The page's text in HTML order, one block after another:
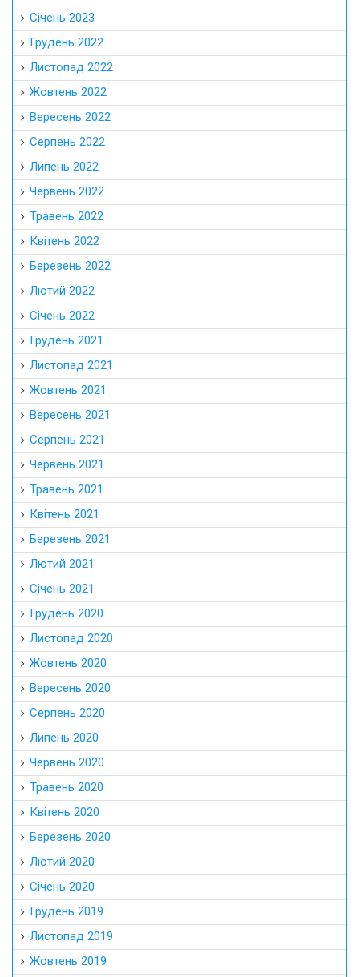
Січень 2023
Грудень 2022
Листопад 2022
Жовтень 2022
Вересень 2022
Серпень 2022
Липень 2022
Червень 2022
Травень 2022
Квітень 2022
Березень 2022
Лютий 2022
Січень 2022
Грудень 2021
Листопад 2021
Жовтень 2021
Вересень 2021
Серпень 2021
Червень 2021
Травень 2021
Квітень 2021
Березень 2021
Лютий 2021
Січень 2021
Грудень 2020
Листопад 2020
Жовтень 2020
Вересень 2020
Серпень 2020
Липень 2020
Червень 2020
Травень 2020
Квітень 2020
Березень 2020
Лютий 2020
Січень 2020
Грудень 2019
Листопад 2019
Жовтень 2019